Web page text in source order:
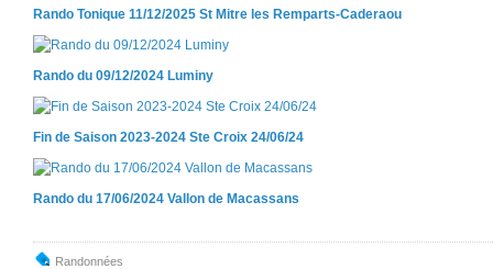
Rando Tonique 11/12/2025 St Mitre les Remparts-Caderaou
Rando du 09/12/2024 Luminy
Fin de Saison 2023-2024 Ste Croix 24/06/24
Rando du 17/06/2024 Vallon de Macassans
Randonnées